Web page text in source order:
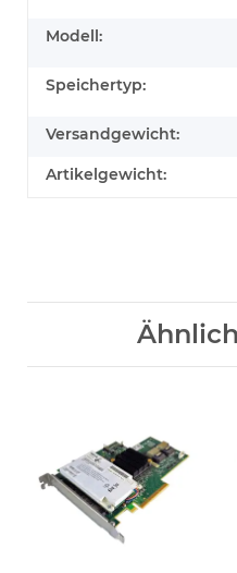
Modell:
Speichertyp:
Versandgewicht:
Artikelgewicht: